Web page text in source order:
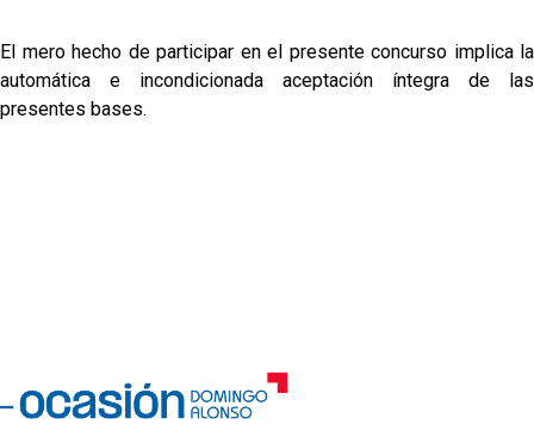
El mero hecho de participar en el presente concurso implica la
automática e incondicionada aceptación íntegra de las
presentes bases.